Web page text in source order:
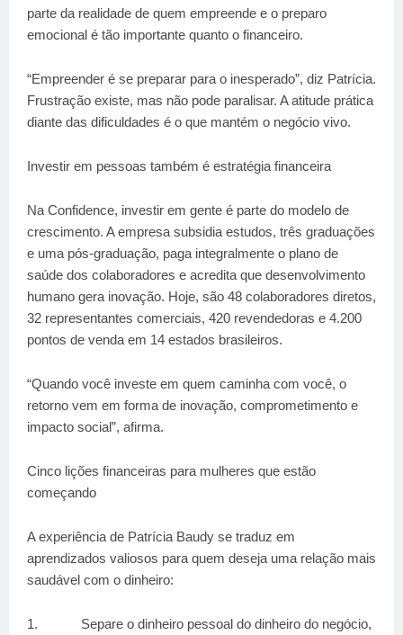
parte da realidade de quem empreende e o preparo
emocional é tão importante quanto o financeiro.
“Empreender é se preparar para o inesperado”, diz Patrícia.
Frustração existe, mas não pode paralisar. A atitude prática
diante das dificuldades é o que mantém o negócio vivo.
Investir em pessoas também é estratégia financeira
Na Confidence, investir em gente é parte do modelo de
crescimento. A empresa subsidia estudos, três graduações
e uma pós-graduação, paga integralmente o plano de
saúde dos colaboradores e acredita que desenvolvimento
humano gera inovação. Hoje, são 48 colaboradores diretos,
32 representantes comerciais, 420 revendedoras e 4.200
pontos de venda em 14 estados brasileiros.
“Quando você investe em quem caminha com você, o
retorno vem em forma de inovação, comprometimento e
impacto social”, afirma.
Cinco lições financeiras para mulheres que estão
começando
A experiência de Patrícia Baudy se traduz em
aprendizados valiosos para quem deseja uma relação mais
saudável com o dinheiro:
1. Separe o dinheiro pessoal do dinheiro do negócio,